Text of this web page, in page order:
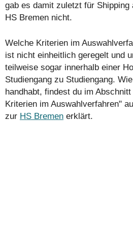
gab es damit zuletzt für Shipping
HS Bremen nicht.
Welche Kriterien im
ist nicht einheitlich geregelt und
teilweise sogar innerhalb einer
Studiengang zu Studiengang.
handhabt, findest du im
Kriterien im Auswahlverfahren"
zur HS Bremen erklärt.